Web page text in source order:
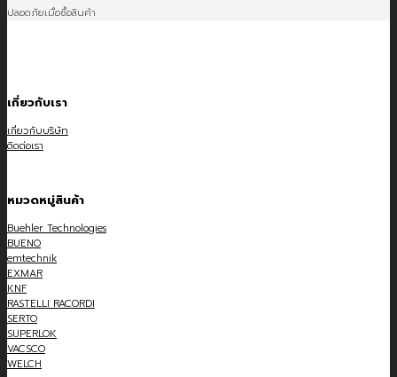
ปลอดภัยเมื่อซื้อสินค้า
เกี่ยวกับเรา
เกี่ยวกับบริษัท
ติดต่อเรา
หมวดหมู่สินค้า
Buehler Technologies
BUENO
emtechnik
EXMAR
KNF
RASTELLI RACORDI
SERTO
SUPERLOK
VACSCO
WELCH